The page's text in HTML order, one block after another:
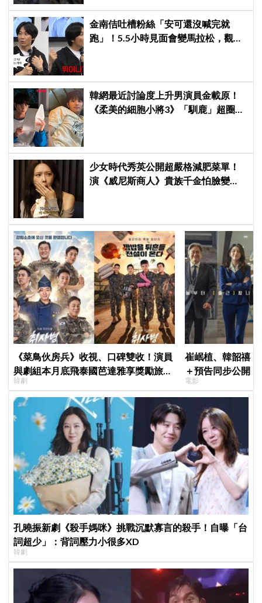
金南佶吐槽粉絲「安可還沒喊完就
跑」！5.5小時見面會變馬拉松，觀眾
韓網最近討論度上升男演員金載原！
《柔美的細胞小將3》「馴鹿」超圈
少女時代秀英公開超嚴格減肥菜單！
演《威尼斯商人》貴族千金怕臉變
《菜鳥伙房兵》收視、口碑雙收！演員
與劇組本月底飛泰國芭達雅享獎勵旅
行，慶祝亮眼成績
韓劇
崔岷植、韓韶禧
＋預告同步公開
美女CEO
電影
孔曉振新劇《殺手媽咪》挑戰沉默寡言的殺手！自曝「台
詞超少」：背詞壓力小很多XD
韓劇